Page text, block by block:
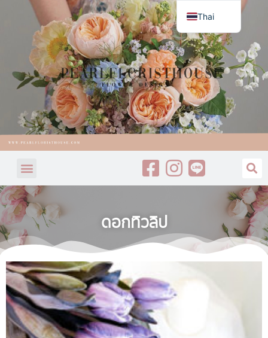
ดอกทิวลิป
Thai
English